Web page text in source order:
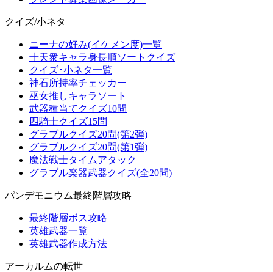
クイズ/小ネタ
ニーナの好み(イケメン度)一覧
十天衆キャラ身長順ソートクイズ
クイズ･小ネタ一覧
神石所持率チェッカー
巫女推しキャラソート
武器種当てクイズ10問
四騎士クイズ15問
グラブルクイズ20問(第2弾)
グラブルクイズ20問(第1弾)
魔法戦士タイムアタック
グラブル楽器武器クイズ(全20問)
パンデモニウム最終階層攻略
最終階層ボス攻略
英雄武器一覧
英雄武器作成方法
アーカルムの転世